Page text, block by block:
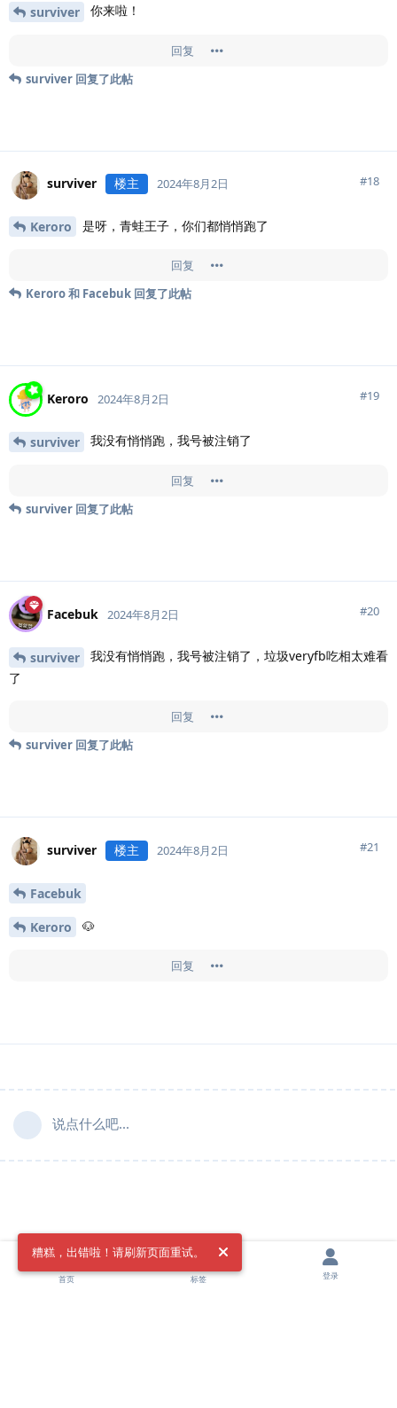
surviver 你来啦！
回复
surviver 回复了此帖
surviver 楼主 2024年8月2日 #18
Keroro 是呀，青蛙王子，你们都悄悄跑了
回复
Keroro和 Facebuk 回复了此帖
Keroro 2024年8月2日 #19
surviver 我没有悄悄跑，我号被注销了
回复
surviver 回复了此帖
Facebuk 2024年8月2日 #20
surviver
我没有悄悄跑，我号被注销了，垃圾veryfb吃相太难看
了
回复
surviver 回复了此帖
surviver 楼主 2024年8月2日 #21
Facebuk
Keroro 🐶
回复
说点什么吧...
糟糕，出错啦！请刷新页面重试。
首页 标签 登录